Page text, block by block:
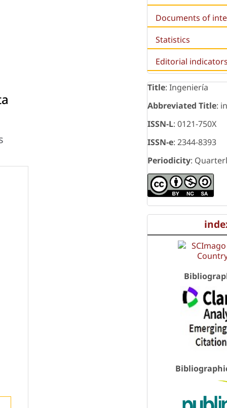
Documents of
Statistics
Editorial
Title: Ingeniería
Abbreviated Title:
ISSN-L: 0121-750X
ISSN-e: 2344-8393
Periodicity: